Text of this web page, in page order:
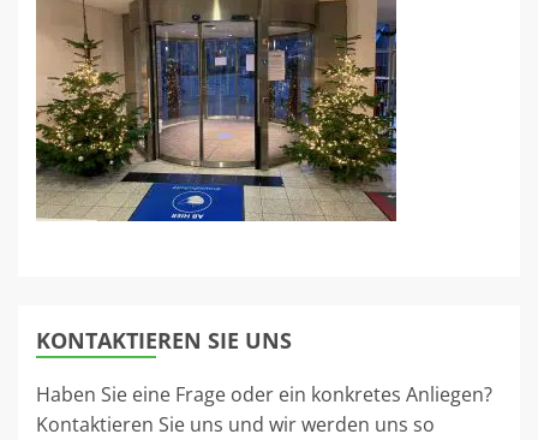
KONTAKTIEREN SIE UNS
Haben Sie eine Frage oder ein konkretes Anliegen?
Kontaktieren Sie uns und wir werden uns so